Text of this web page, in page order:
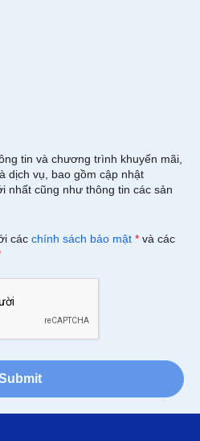
tin và chương trình khuyến mãi,
dịch vụ, bao gồm cập nhật
nhất cũng như thông tin các sản
các chính sách bảo mật * và các